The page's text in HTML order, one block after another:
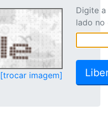
[trocar imagem]
Digite
lado no